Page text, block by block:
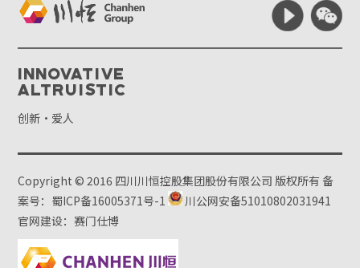
Innovative
Altruistic
创新·爱人
Copyright © 2016 四川川恒控股集团股份有限公司 版权所有备
案号：蜀ICP备16005371号-1
川公网安备51010802031941
官网建设：赛门仕博